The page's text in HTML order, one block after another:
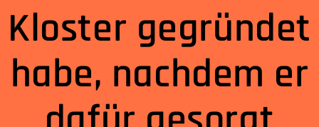
Kloster gegründet
habe, nachdem er